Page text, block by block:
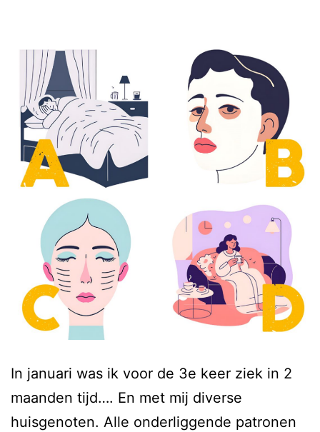
In januari was ik voor de 3e keer ziek in 2
maanden tijd…. En met mij diverse
huisgenoten. Alle onderliggende patronen